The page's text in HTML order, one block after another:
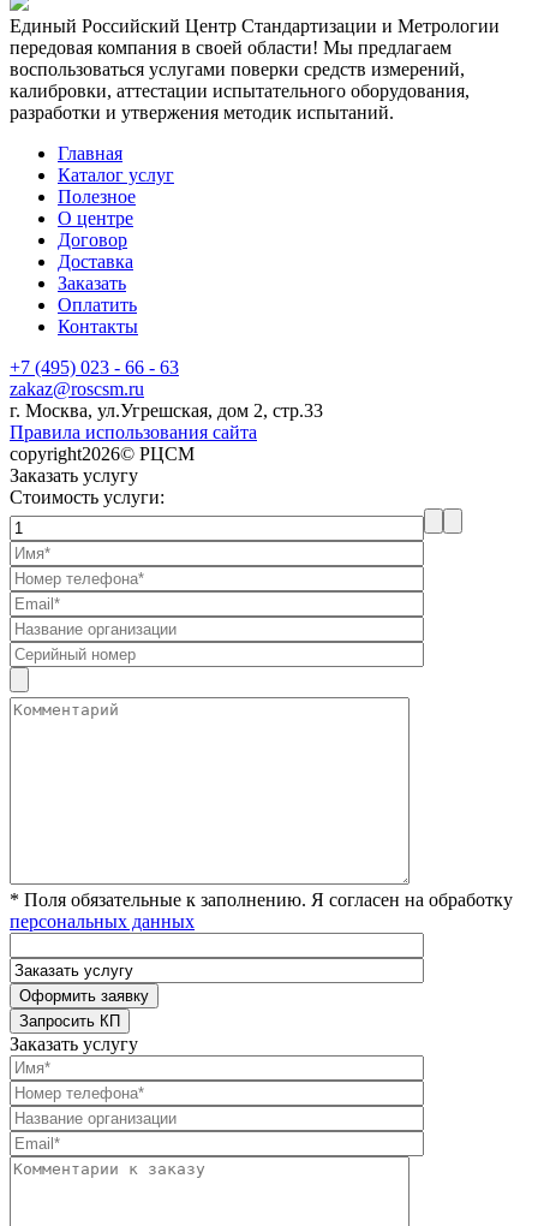
Единый Российский Центр Стандартизации и Метрологии
передовая компания в своей области! Мы предлагаем
воспользоваться услугами поверки средств измерений,
калибровки, аттестации испытательного оборудования,
разработки и утвержения методик испытаний.
Главная
Каталог услуг
Полезное
О центре
Договор
Доставка
Заказать
Оплатить
Контакты
+7 (495) 023 - 66 - 63
zakaz@roscsm.ru
г. Москва, ул.Угрешская, дом 2, стр.33
Правила использования сайта
copyright2026© РЦСМ
Заказать услугу
Стоимость услуги:
* Поля обязательные к заполнению. Я согласен на обработку
персональных данных
Заказать услугу